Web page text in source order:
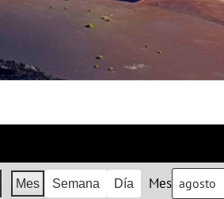
Mes Semana Día Mes